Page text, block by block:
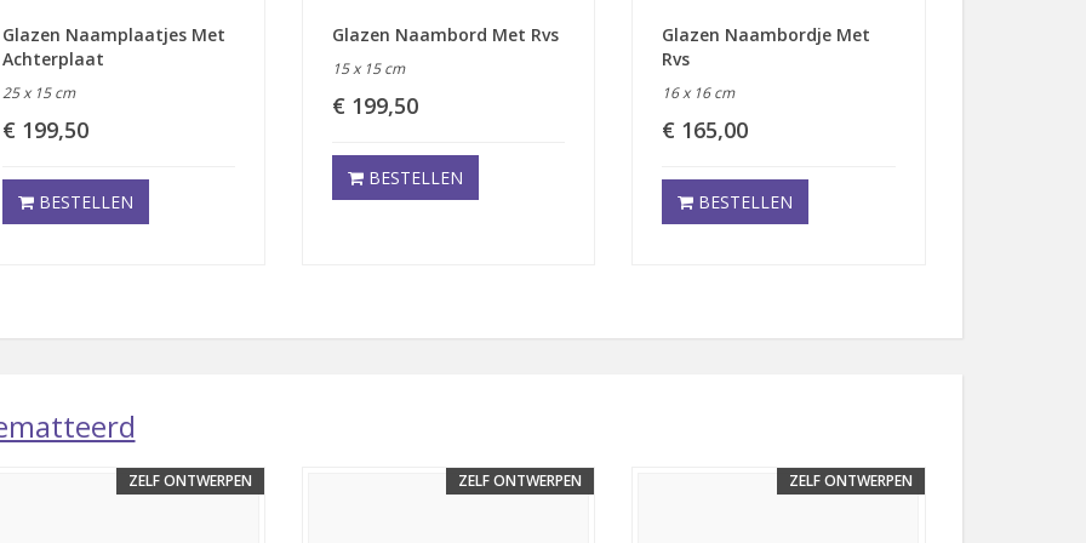
Glazen Naamplaatjes Met
Achterplaat
25 x 15 cm
€ 199,50
BESTELLEN
Glazen Naambord Met Rvs
15 x 15 cm
€ 199,50
BESTELLEN
Glazen Naambordje Met
Rvs
16 x 16 cm
€ 165,00
BESTELLEN
ZELF ONTWERPEN ZELF ONTWERPEN ZELF ONTWERPEN